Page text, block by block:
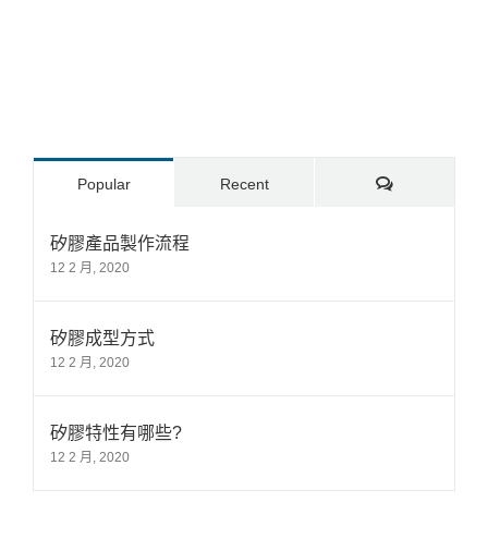
Popular Recent Comments
矽膠產品製作流程
12 2 月, 2020
矽膠成型方式
12 2 月, 2020
矽膠特性有哪些?
12 2 月, 2020